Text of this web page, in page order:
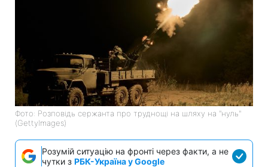
Фото: Розповідь сержанта про труднощі на шляху на "нуль"
(GettyImages)
Розумій ситуацію на фронті через факти, а не
чутки з РБК-Україна у Google